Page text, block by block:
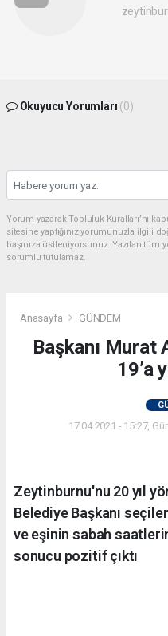
Okuyucu Yorumları (0)
Yorum yazarak Topluluk Kuralları’nı
sitesine yaptığınız yorumunuzla ilgili
başınıza üstleniyorsunuz. Yazılan
sorumlu tutulamaz.
Anasayfa GÜNDEM
Başkanı Murat
19’a
17.04.2021 - 15:27,
Zeytinburnu'nu 20 yıl
Belediye Başkanı
ve eşinin sabah
sonucu pozitif çıktı